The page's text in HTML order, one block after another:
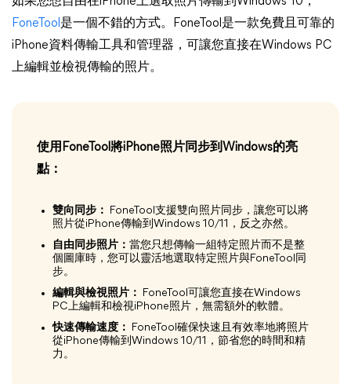
FoneTool 是一個不錯的方式。FoneTool是一款免費且可靠的
iPhone資料傳輸工具和管理器，可讓您直接在Windows PC
上編輯並檢視傳輸的照片。
使用FoneTool將iPhone照片同步到Windows的亮
點：
雙向同步： FoneTool支援雙向照片同步，讓您可以將
照片從iPhone傳輸到Windows 10/11，反之亦然。
自由同步照片： 當您只想傳輸一組特定照片而不是整
個圖庫時，您可以靈活地選取特定照片與FoneTool同
步。
編輯與檢視照片： FoneTool可讓您直接在Windows
PC上編輯和檢視iPhone照片，無需額外的軟體。
快速傳輸速度： FoneTool確保快速且有效率地將照片
從iPhone傳輸到Windows 10/11，節省您的時間和精
力。